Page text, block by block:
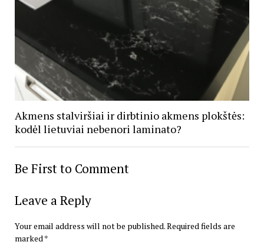
Akmens stalviršiai ir dirbtinio akmens plokštės:
kodėl lietuviai nebenori laminato?
Be First to Comment
Leave a Reply
Your email address will not be published.Required fields are
marked *